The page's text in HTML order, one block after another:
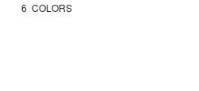
6 COLORS